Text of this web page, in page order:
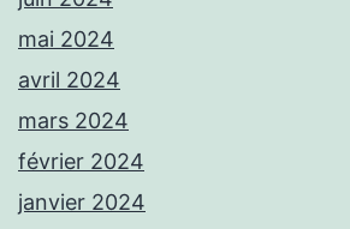
mai 2024
avril 2024
mars 2024
février 2024
janvier 2024